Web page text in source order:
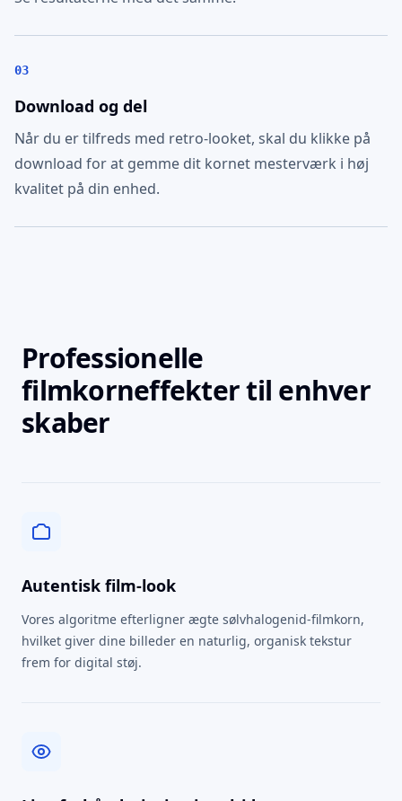
03
Download og del
Når du er tilfreds med retro-looket, skal du klikke på
download for at gemme dit kornet mesterværk i høj
kvalitet på din enhed.
Professionelle
filmkorneffekter til enhver
skaber
Autentisk film-look
Vores algoritme efterligner ægte sølvhalogenid-filmkorn,
hvilket giver dine billeder en naturlig, organisk tekstur
frem for digital støj.